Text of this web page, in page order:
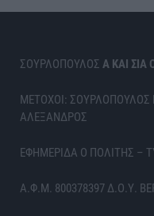
ΣΟΥΡΛΟΠΟΥΛΟΣ Α ΚΑΙ ΣΙΑ
ΜΕΤΟΧΟΙ:
ΑΛΕΞΑΝΔΡΟΣ
ΕΦΗΜΕΡΙΔΑ Ο ΠΟΛΙΤΗΣ –
Α.Φ.Μ. 800378397 Δ.Ο.Υ.